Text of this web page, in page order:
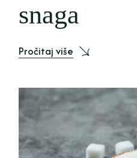
snaga
Pročitaj više